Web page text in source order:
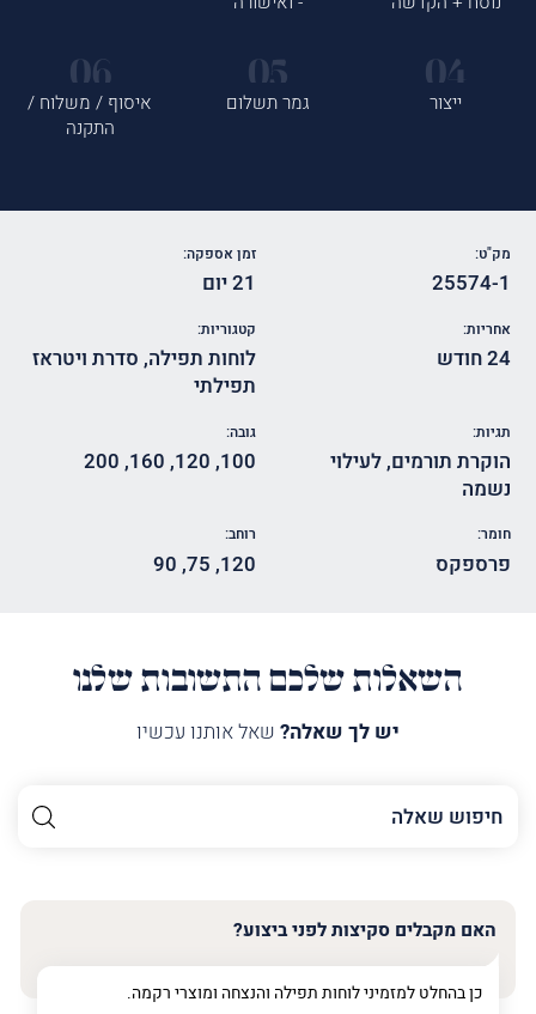
ייצור גמר תשלום
איסוף / משלוח /
התקנה
מק"ט:
25574-1
זמן אספקה:
21 יום
אחריות:
24 חודש
קטגוריות:
לוחות תפילה, סדרת ויטראז
תפילתי
תגיות:
הוקרת תורמים, לעילוי
נשמה
גובה:
100
,
120
,
160
,
200
חומר:
פרספקס
רוחב:
120
,
75
,
90
השאלות שלכם התשובות שלנו
יש לך שאלה? שאל אותנו עכשיו
השם
שלך
טלפון (חובה)
האם מקבלים סקיצות לפני ביצוע?
כן בהחלט למזמיני לוחות תפילה והנצחה ומוצרי רקמה.